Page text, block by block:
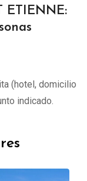
ETIENNE:
(hotel, domicilio
indicado.